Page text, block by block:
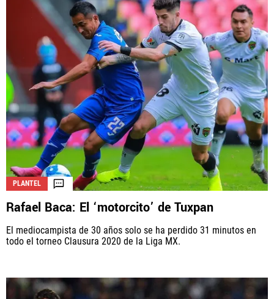
PLANTEL
Rafael Baca: El ‘motorcito’ de Tuxpan
El mediocampista de 30 años solo se ha perdido 31 minutos en
todo el torneo Clausura 2020 de la Liga MX.